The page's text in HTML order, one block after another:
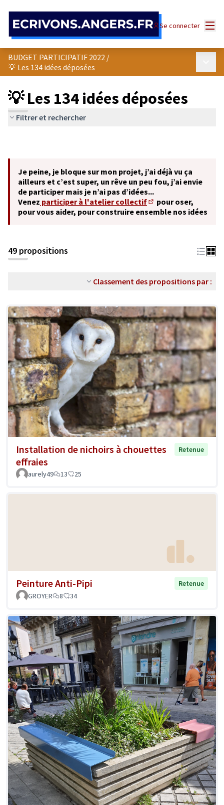
Se connecter
BUDGET PARTICIPATIF 2022 /
💡 Les 134 idées déposées
💡 Les 134 idées déposées
Filtrer et rechercher
Je peine, je bloque sur mon projet, j’ai déjà vu ça
ailleurs et c’est super, un rêve un peu fou, j’ai envie
de participer mais je n’ai pas d’idées...
Venez participer à l'atelier collectif
(S'ouvre dans un
pour oser,
pour vous aider, pour construire ensemble nos idées
49 propositions
Classement des propositions par :
Installation de nichoirs à chouettes
effraies
Retenue
aurely49 13 25
Peinture Anti-Pipi
Retenue
GROYER
8 34